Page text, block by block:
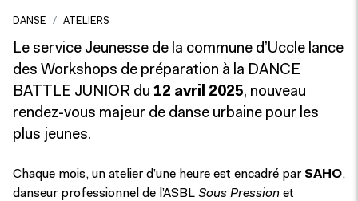
DANSE ATELIERS
Le service Jeunesse de la commune d’Uccle lance
des Workshops de préparation à la DANCE
BATTLE JUNIOR du 12 avril 2025, nouveau
rendez-vous majeur de danse urbaine pour les
plus jeunes.
Chaque mois, un atelier d’une heure est encadré par SAHO,
danseur professionnel de l’ASBL Sous Pression et